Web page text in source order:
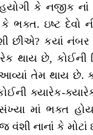
કે નજીક
કે ભક્ત. ઇષ્ટ દેવો
છીએ? કયાં નંબર
થાય છે,
તેમ થાય છે.
ક્યારેક-
માં ભક્ત
વંશી નાનાંં કે